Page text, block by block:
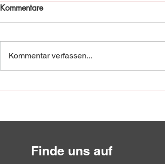
Fischadler in Not!
Kommentare
Kommentar verfassen...
Finde uns auf